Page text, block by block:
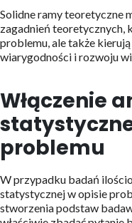
Solidne ramy teoretyczne
zagadnień teoretycznych,
problemu, ale także
wiarygodności i rozwoju
Włączenie
problemu
W przypadku badań
statystycznej w opisie
stworzenia podstaw